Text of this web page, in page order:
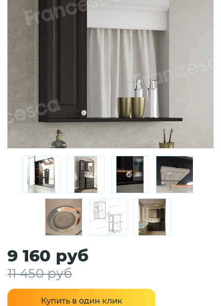
9 160 руб
11 450 руб
Купить в один клик